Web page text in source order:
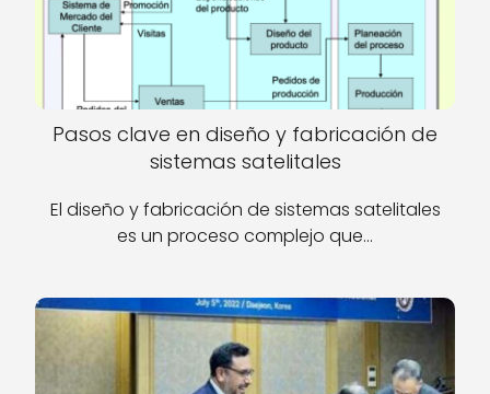
Pasos clave en diseño y fabricación de
sistemas satelitales
El diseño y fabricación de sistemas satelitales
es un proceso complejo que…